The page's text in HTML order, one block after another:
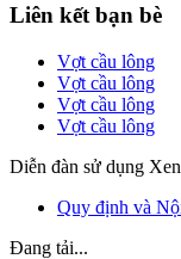
Liên kết bạn bè
Vợt cầu lông
Vợt cầu lông
Vợt cầu lông
Vợt cầu lông
Diễn đàn sử dụng
Quy định và
Đang tải...